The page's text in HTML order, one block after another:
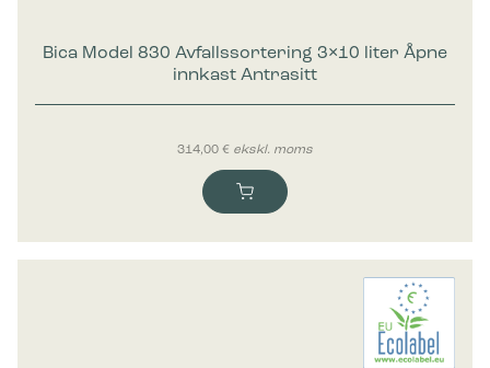
Bica Model 830 Avfallssortering 3×10 liter Åpne
innkast Antrasitt
314,00 € ekskl. moms